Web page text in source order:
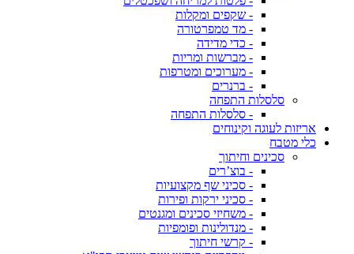
- שקפים ומקלות
- מד טמפרטורה
- כדי מדידה
- מברשות ומריות
- מערוכים ומטרפות
- ברנרים
סלסלות התפחה
- סלסלות התפחה
אריזות לעוגה וקינוחים
כלי מטבח
סכינים וחיתוך
- בוצ’רים
- סכיני שף מקצועיות
- סכיני ירקות ופירות
- משחיזי סכינים ומגנטים
- מנדולינות ופומפיות
- קרשי חיתוך